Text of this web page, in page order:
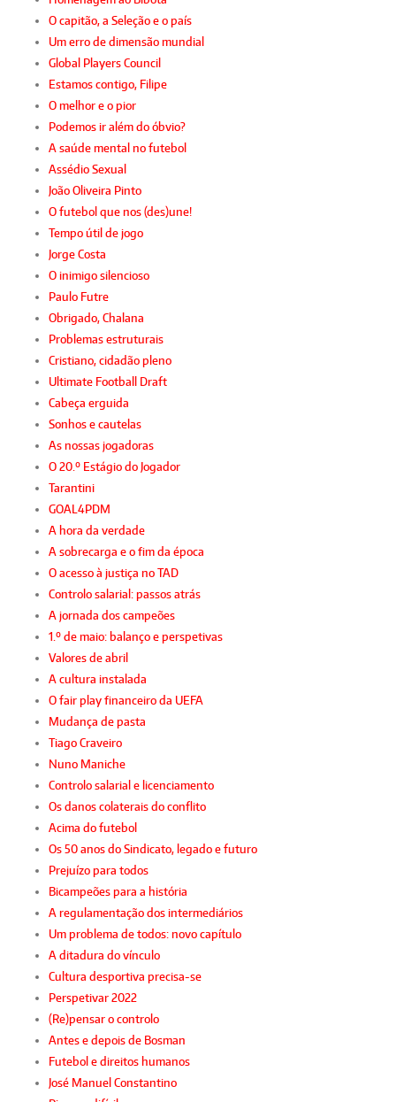
O capitão, a Seleção e o país
Um erro de dimensão mundial
Global Players Council
Estamos contigo, Filipe
O melhor e o pior
Podemos ir além do óbvio?
A saúde mental no futebol
Assédio Sexual
João Oliveira Pinto
O futebol que nos (des)une!
Tempo útil de jogo
Jorge Costa
O inimigo silencioso
Paulo Futre
Obrigado, Chalana
Problemas estruturais
Cristiano, cidadão pleno
Ultimate Football Draft
Cabeça erguida
Sonhos e cautelas
As nossas jogadoras
O 20.º Estágio do Jogador
Tarantini
GOAL4PDM
A hora da verdade
A sobrecarga e o fim da época
O acesso à justiça no TAD
Controlo salarial: passos atrás
A jornada dos campeões
1.º de maio: balanço e perspetivas
Valores de abril
A cultura instalada
O fair play financeiro da UEFA
Mudança de pasta
Tiago Craveiro
Nuno Maniche
Controlo salarial e licenciamento
Os danos colaterais do conflito
Acima do futebol
Os 50 anos do Sindicato, legado e futuro
Prejuízo para todos
Bicampeões para a história
A regulamentação dos intermediários
Um problema de todos: novo capítulo
A ditadura do vínculo
Cultura desportiva precisa-se
Perspetivar 2022
(Re)pensar o controlo
Antes e depois de Bosman
Futebol e direitos humanos
José Manuel Constantino